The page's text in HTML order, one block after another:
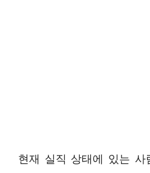
현재 실직 상태에 있는 사